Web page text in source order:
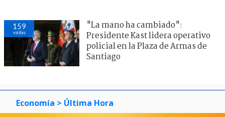
159
visitas
"La mano ha cambiado":
Presidente Kast lidera operativo
policial en la Plaza de Armas de
Santiago
Economía > Última Hora